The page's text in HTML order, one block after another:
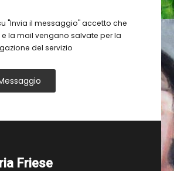
"Invia il messaggio" accetto che
la mail vengano salvate per la
del servizio
Friese